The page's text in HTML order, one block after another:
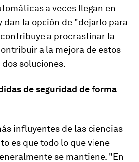
a veces llegan en
dan la opción de "dejarlo para
a procrastinar la
a la mejora de estos
soluciones.
de seguridad de forma
influyentes de las ciencias
es que todo lo que viene
se mantiene. "En